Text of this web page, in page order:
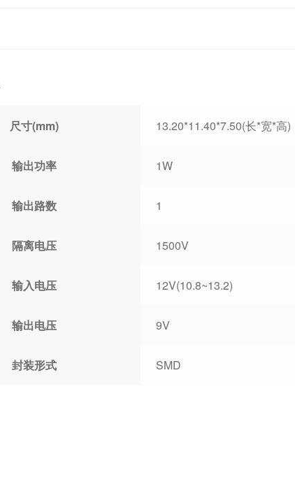
尺寸(mm) 13.20*11.40*7.50(长*宽*高)
输出功率 1W
输出路数 1
隔离电压 1500V
输入电压 12V(10.8~13.2)
输出电压 9V
封装形式 SMD